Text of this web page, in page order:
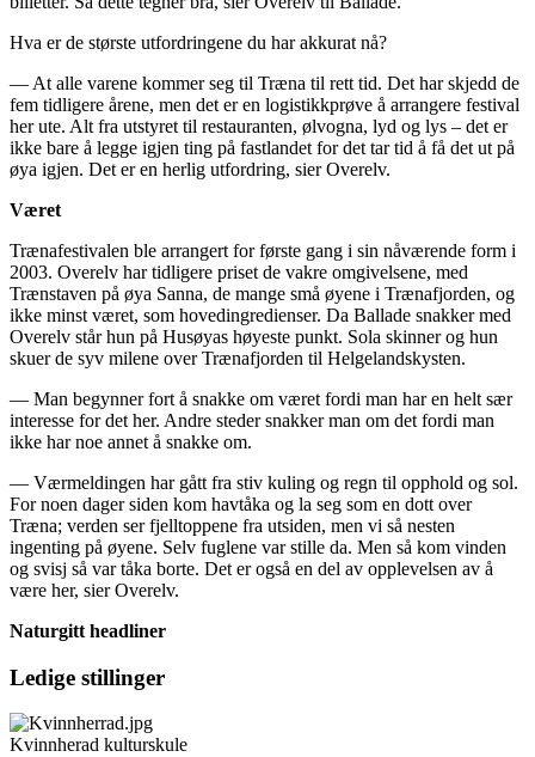
Hva er de største utfordringene du har akkurat nå?
— At alle varene kommer seg til Træna til rett tid. Det har skjedd de
fem tidligere årene, men det er en logistikkprøve å arrangere festival
her ute. Alt fra utstyret til restauranten, ølvogna, lyd og lys – det er
ikke bare å legge igjen ting på fastlandet for det tar tid å få det ut på
øya igjen. Det er en herlig utfordring, sier Overelv.
Været
Trænafestivalen ble arrangert for første gang i sin nåværende form i
2003. Overelv har tidligere priset de vakre omgivelsene, med
Trænstaven på øya Sanna, de mange små øyene i Trænafjorden, og
ikke minst været, som hovedingredienser. Da Ballade snakker med
Overelv står hun på Husøyas høyeste punkt. Sola skinner og hun
skuer de syv milene over Trænafjorden til Helgelandskysten.
— Man begynner fort å snakke om været fordi man har en helt sær
interesse for det her. Andre steder snakker man om det fordi man
ikke har noe annet å snakke om.
— Værmeldingen har gått fra stiv kuling og regn til opphold og sol.
For noen dager siden kom havtåka og la seg som en dott over
Træna; verden ser fjelltoppene fra utsiden, men vi så nesten
ingenting på øyene. Selv fuglene var stille da. Men så kom vinden
og svisj så var tåka borte. Det er også en del av opplevelsen av å
være her, sier Overelv.
Naturgitt headliner
Ledige stillinger
Kvinnherad kulturskule